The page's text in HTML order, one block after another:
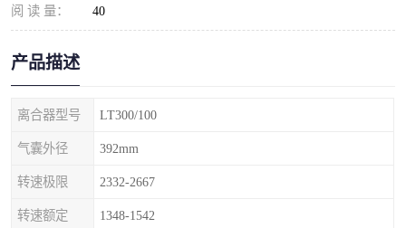
阅 读 量： 40
产品描述
离合器型号 LT300/100
气囊外径 392mm
转速极限 2332-2667
转速额定 1348-1542